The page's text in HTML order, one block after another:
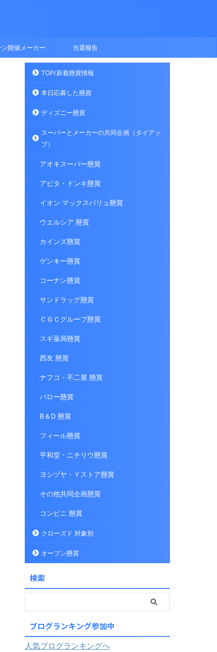
開催メーカー 当選報告
TOP/新着懸賞情報
本日応募した懸賞
ディズニー懸賞
スーパーとメーカーの共同企画（タイアッ
プ）
アオキスーパー懸賞
アピタ・ドンキ懸賞
イオン マックスバリュ懸賞
ウエルシア 懸賞
カインズ懸賞
ゲンキー懸賞
コーナン懸賞
サンドラッグ懸賞
ＣＧＣグループ懸賞
スギ薬局懸賞
西友 懸賞
ナフコ・不二屋 懸賞
バロー懸賞
B＆D 懸賞
フィール懸賞
平和堂・ニチリウ懸賞
ヨシヅヤ・Ｙストア懸賞
その他共同企画懸賞
コンビニ 懸賞
クローズド 対象別
オープン懸賞
検索
ブログランキング参加中
人気ブログランキングへ